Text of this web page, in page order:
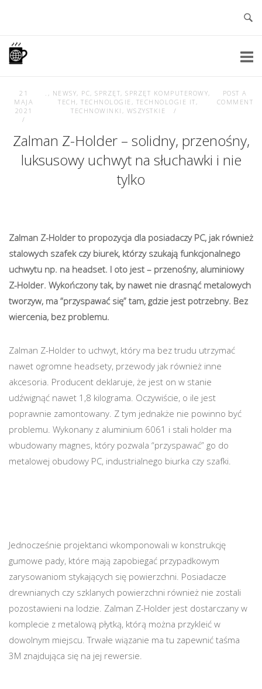
content
Home
21
MAJA
2021
. , NEWSY, PC,SPRZĘT,SPRZĘT KOMPUTEROWY,
TECH ,TECHNOLOGIE , TECHNOLOGIE IT ,
TECHNOWINKI , WSZYSTKIE
POST A
COMMENT
Zalman Z-Holder – solidny, przenośny,
luksusowy uchwyt na słuchawki i nie
tylko
Zalman Z-Holder to propozycja dla posiadaczy PC, jak również
stalowych szafek czy biurek, którzy szukają funkcjonalnego
uchwytu np. na headset. I oto jest – przenośny, aluminiowy
Z-Holder. Wykończony tak, by nawet nie drasnąć metalowych
tworzyw, ma “przyspawać się” tam, gdzie jest potrzebny. Bez
wiercenia, bez problemu.
Zalman Z-Holder to uchwyt, który ma bez trudu utrzymać
nawet ogromne headsety, przewody jak również inne
akcesoria. Producent deklaruje, że jest on w stanie
udźwignąć nawet 1,8 kilograma. Oczywiście, o ile jest
poprawnie zamontowany. Z tym jednakże nie powinno być
problemu. Wykonany z aluminium 6061 i stali holder ma
wbudowany magnes, który pozwala “przyspawać” go do
metalowej obudowy PC, industrialnego biurka czy szafki.
Jednocześnie projektanci wkomponowali w konstrukcję
gumowe pady, które mają zapobiegać przypadkowym
zarysowaniom stykających się powierzchni. Posiadacze
drewnianych czy szklanych powierzchni również nie zostali
pozostawieni na lodzie. Zalman Z-Holder jest dostarczany w
komplecie z metalową płytką, którą można przykleić w
dowolnym miejscu. Trwałe wiązanie ma tu zapewnić taśma
3M znajdująca się na jej rewersie.